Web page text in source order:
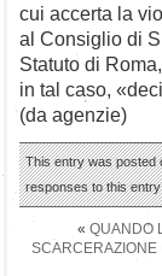
cui accerta la
al Consiglio di
Statuto di
in tal caso,
(da agenzie)
This entry was posted
responses to this
« QUANDO
SCARCERAZIONE